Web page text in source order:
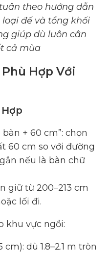
theo hướng dẫn
đế và tổng khối
giúp dù luôn cân
cả mùa
Hợp Với
+ 60 cm”: chọn
60 cm so với đường
nếu là bàn chữ
giữ từ 200–213 cm
lối đi.
khu vực ngồi:
dù 1.8–2.1 m tròn